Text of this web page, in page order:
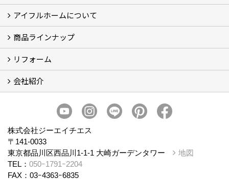
ブログ
現場レポート
アイフルホームについて
アイフルホームについて (5)
商品ラインナップ
商品ラインナップ
リフォーム
まるごと断熱リフォーム
イベント情報
施工事例
会社紹介
スタッフ紹介
個人情報保護方針
株式会社ジーエイチエス
〒141-0033
東京都品川区西品川1-1-1 大崎ガーデンタワー
地図
TEL： 050ｰ1791ｰ2204
FAX：03ｰ4363ｰ6835